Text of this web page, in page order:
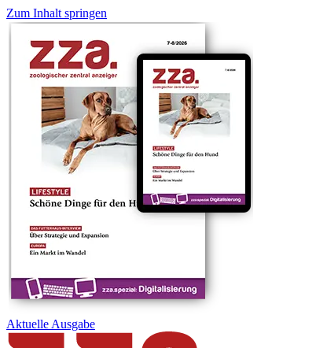
Zum Inhalt springen
Aktuelle Ausgabe